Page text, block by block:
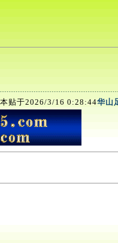
本贴于2026/3/16 0:28:44华山